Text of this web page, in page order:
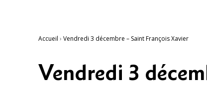
Accueil › Vendredi 3 décembre – Saint François Xavier
Vendredi 3